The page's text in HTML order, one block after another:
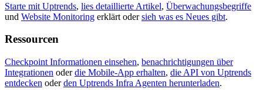
Starte mit Uptrends, lies detaillierte Artikel, Überwachungsbegriffe
und Website Monitoring erklärt odersieh was es Neues gibt.
Ressourcen
Checkpoint Informationen einsehen, benachrichtigungen über
Integrationen oderdie Mobile-App erhalten, die API von Uptrends
entdecken oderden Uptrends Infra Agenten herunterladen.